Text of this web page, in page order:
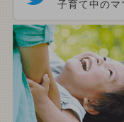
子育て中のマ